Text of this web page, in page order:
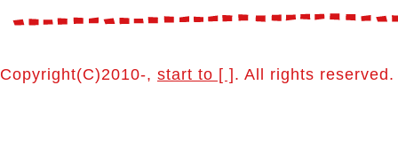
Copyright(C)2010-, start to [ ]. All rights reserved.